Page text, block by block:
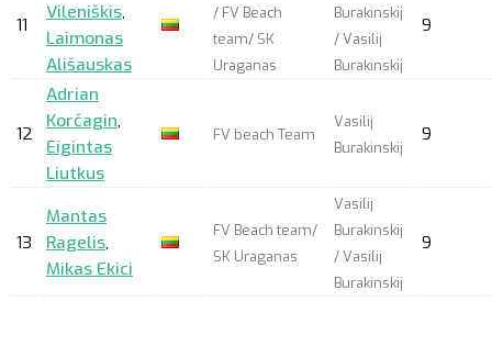
11
Vileniškis,
Laimonas
Ališauskas
/ FV Beach
team/ SK
Uraganas
Burakinskij
/ Vasilij
Burakinskij
9
12
Adrian
Korčagin,
Eigintas
Liutkus
FV beach Team
Vasilij
Burakinskij
9
13
Mantas
Ragelis,
Mikas Ekici
FV Beach team/
SK Uraganas
Vasilij
Burakinskij
/ Vasilij
Burakinskij
9